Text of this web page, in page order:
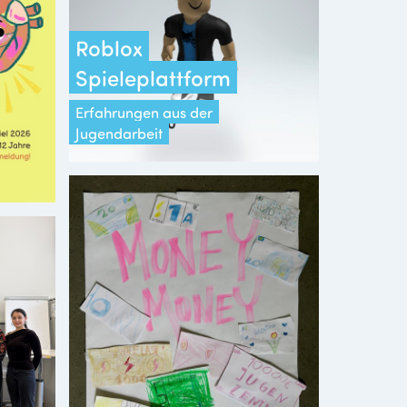
Roblox
Spieleplattform
Erfahrungen aus der
Jugendarbeit